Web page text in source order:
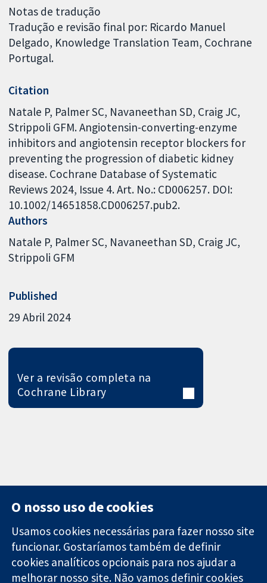
Notas de tradução
Tradução e revisão final por: Ricardo Manuel
Delgado, Knowledge Translation Team, Cochrane
Portugal.
Citation
Natale P, Palmer SC, Navaneethan SD, Craig JC,
Strippoli GFM. Angiotensin-converting-enzyme
inhibitors and angiotensin receptor blockers for
preventing the progression of diabetic kidney
disease. Cochrane Database of Systematic
Reviews 2024, Issue 4. Art. No.: CD006257. DOI:
10.1002/14651858.CD006257.pub2.
Authors
Natale P Palmer SC Navaneethan SD Craig JC
Strippoli GFM
Published
29 Abril 2024
Ver a revisão completa na
Cochrane Library
Evidências
11-13 Cavendish
Square
Londres
Contato
Notícias
Assessoria de
O nosso uso de cookies
Usamos cookies necessárias para fazer nosso site
funcionar. Gostaríamos também de definir
cookies analíticos opcionais para nos ajudar a
melhorar nosso site. Não vamos definir cookies